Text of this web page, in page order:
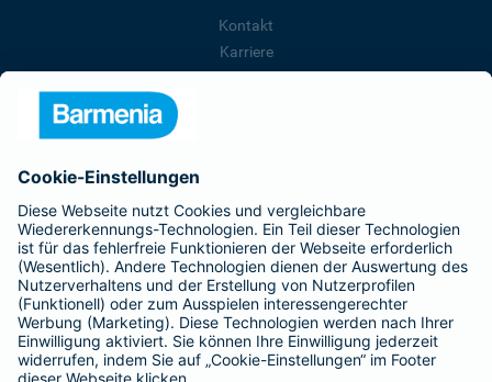
Kontakt
Karriere
Barmenia ist Teil der BarmeniaGothaer
BELIEBTE SEITEN
Kranken-Zusatzversicherung
Tierversicherungen
Haftpflichtversicherung
Hausratversicherung